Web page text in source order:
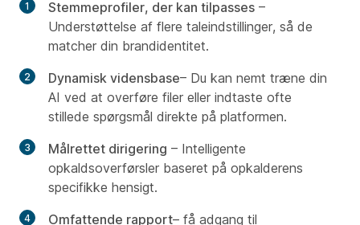
Stemmeprofiler, der kan tilpasses –
Understøttelse af flere taleindstillinger, så de
matcher din brandidentitet.
Dynamisk vidensbase– Du kan nemt træne din
AI ved at overføre filer eller indtaste ofte
stillede spørgsmål direkte på platformen.
Målrettet dirigering – Intelligente
opkaldsoverførsler baseret på opkalderens
specifikke hensigt.
Omfattende rapport– få adgang til